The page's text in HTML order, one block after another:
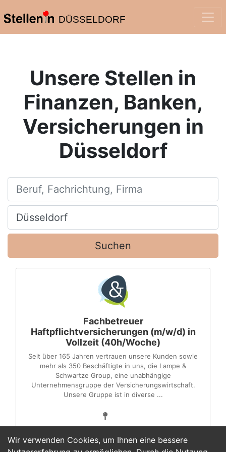
DÜSSELDORF
Wir verwenden Cookies, um Ihnen eine bessere
Unsere Stellen in
Finanzen, Banken,
Versicherungen in
Düsseldorf
Beruf, Fachrichtung, Firma
Ort, Stadt
Suchen
Fachbetreuer
Haftpflichtversicherungen (m/w/d) in
Vollzeit (40h/Woche)
Seit über 165 Jahren vertrauen unsere Kunden sowie
mehr als 350 Beschäftigte in uns, die Lampe &
Schwartze Group, eine unabhängige
Unternehmensgruppe der Versicherungswirtschaft.
Unsere Gruppe ist in diverse ...